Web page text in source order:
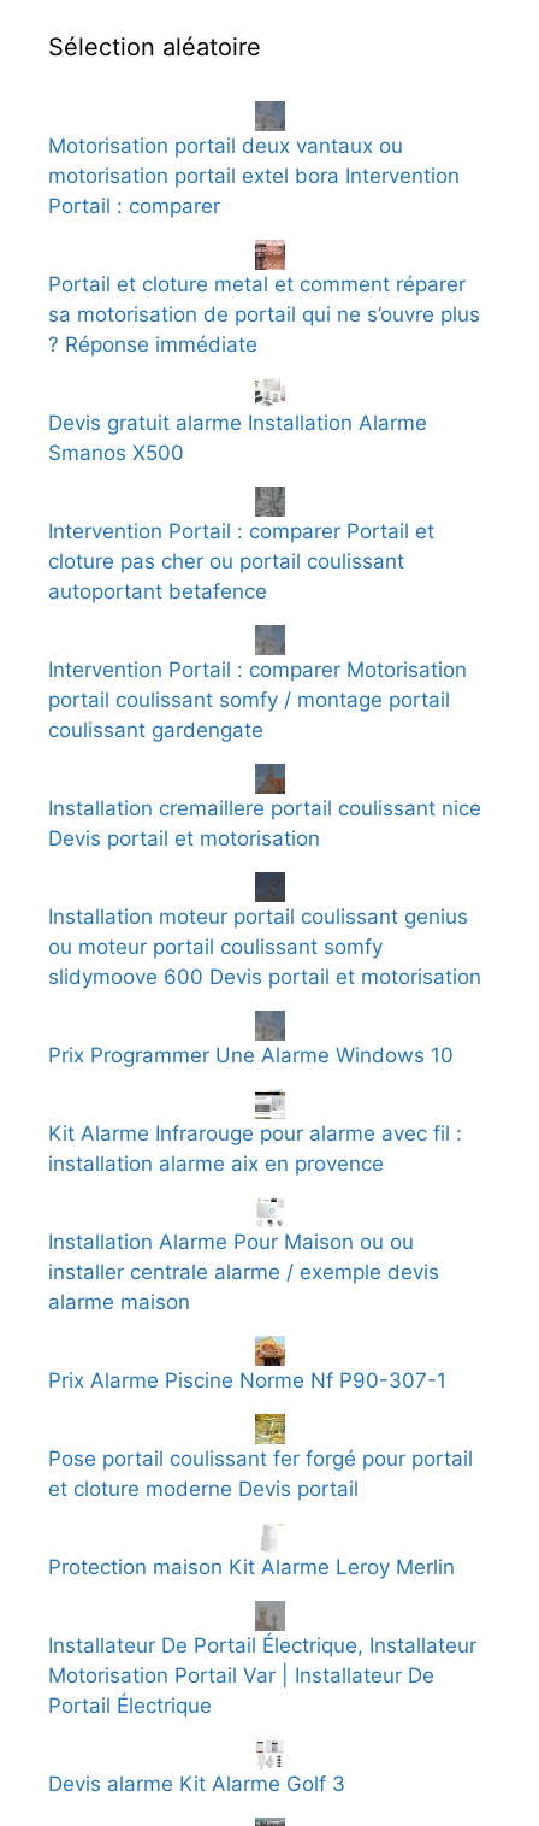
Sélection aléatoire
Motorisation portail deux vantaux ou
motorisation portail extel bora Intervention
Portail : comparer
Portail et cloture metal et comment réparer
sa motorisation de portail qui ne s’ouvre plus
? Réponse immédiate
Devis gratuit alarme Installation Alarme
Smanos X500
Intervention Portail : comparer Portail et
cloture pas cher ou portail coulissant
autoportant betafence
Intervention Portail : comparer Motorisation
portail coulissant somfy / montage portail
coulissant gardengate
Installation cremaillere portail coulissant nice
Devis portail et motorisation
Installation moteur portail coulissant genius
ou moteur portail coulissant somfy
slidymoove 600 Devis portail et motorisation
Prix Programmer Une Alarme Windows 10
Kit Alarme Infrarouge pour alarme avec fil :
installation alarme aix en provence
Installation Alarme Pour Maison ou ou
installer centrale alarme / exemple devis
alarme maison
Prix Alarme Piscine Norme Nf P90-307-1
Pose portail coulissant fer forgé pour portail
et cloture moderne Devis portail
Protection maison Kit Alarme Leroy Merlin
Installateur De Portail Électrique, Installateur
Motorisation Portail Var | Installateur De
Portail Électrique
Devis alarme Kit Alarme Golf 3